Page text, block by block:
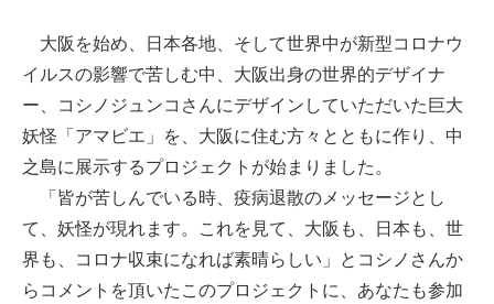
大阪を始め、日本各地、そして世界中が新型コロナウ
イルスの影響で苦しむ中、大阪出身の世界的デザイナ
ー、コシノジュンコさんにデザインしていただいた巨大
妖怪「アマビエ」を、大阪に住む方々とともに作り、中
之島に展示するプロジェクトが始まりました。
「皆が苦しんでいる時、疫病退散のメッセージとし
て、妖怪が現れます。これを見て、大阪も、日本も、世
界も、コロナ収束になれば素晴らしい」とコシノさんか
らコメントを頂いたこのプロジェクトに、あなたも参加